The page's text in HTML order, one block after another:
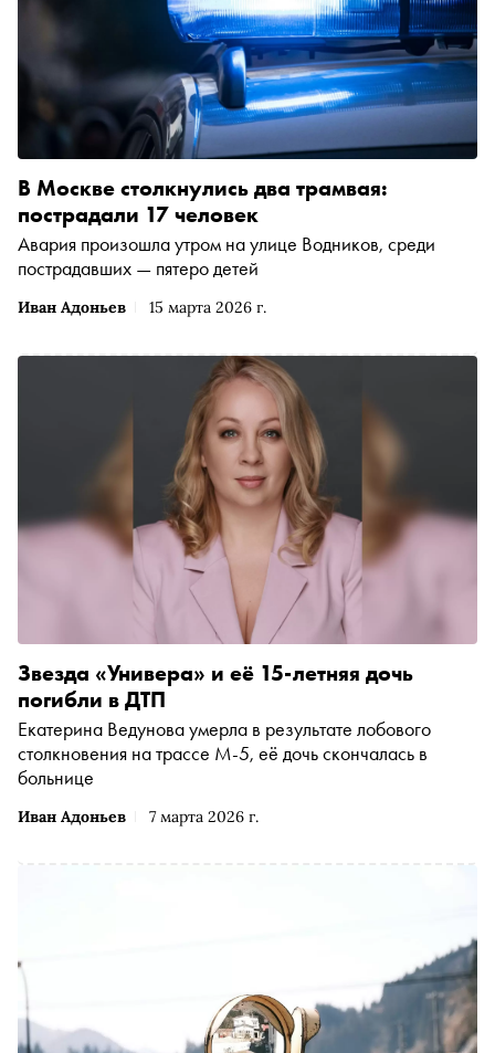
Иван Адоньев 15 марта 2026 г.
В Москве столкнулись два трамвая:
пострадали 17 человек
Авария произошла утром на улице Водников, среди
пострадавших — пятеро детей
Иван Адоньев 7 марта 2026 г.
Звезда «Универа» и её 15‑летняя дочь
погибли в ДТП
Екатерина Ведунова умерла в результате лобового
столкновения на трассе М‑5, её дочь скончалась в
больнице